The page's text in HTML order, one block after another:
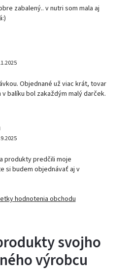
zabalený.. v nutri som mala aj
Objednané už viac krát, tovar
balíku bol zakaždým malý darček.
produkty predčili moje
si budem objednávať aj v
hodnotenia obchodu
svojho
výrobcu